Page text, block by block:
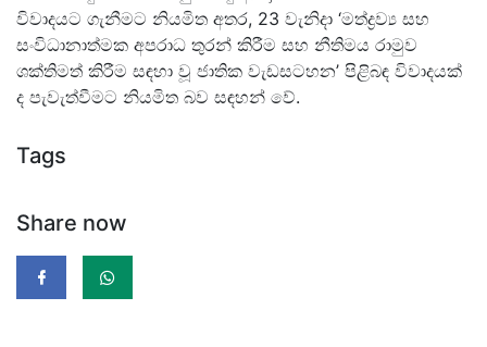
විවාදයට ගැනීමට නියමිත අතර, 23 වැනිදා ‘මත්ද්‍රව්‍ය සහ
සංවිධානාත්මක අපරාධ තුරන් කිරීම සහ නීතිමය රාමුව
ශක්තිමත් කිරීම සඳහා වූ ජාතික වැඩසටහන’ පිළිබඳ විවාදයක්
ද පැවැත්වීමට නියමිත බව සඳහන් වේ.
Tags
Share now